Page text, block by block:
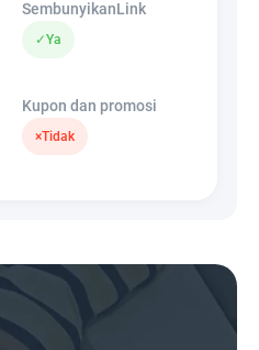
SembunyikanLink
✓Ya
Kupon dan promosi
×Tidak